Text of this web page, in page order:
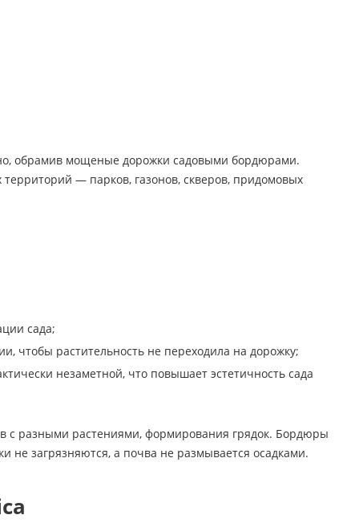
обрамив мощеные дорожки садовыми бордюрами.
— парков, газонов, скверов, придомовых
сада;
чтобы растительность не переходила на дорожку;
незаметной, что повышает эстетичность сада
с разными растениями, формирования грядок. Бордюры
не загрязняются, а почва не размывается осадками.